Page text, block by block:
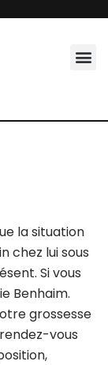
la situation
chez lui sous
Si vous
Benhaim.
grossesse
vous